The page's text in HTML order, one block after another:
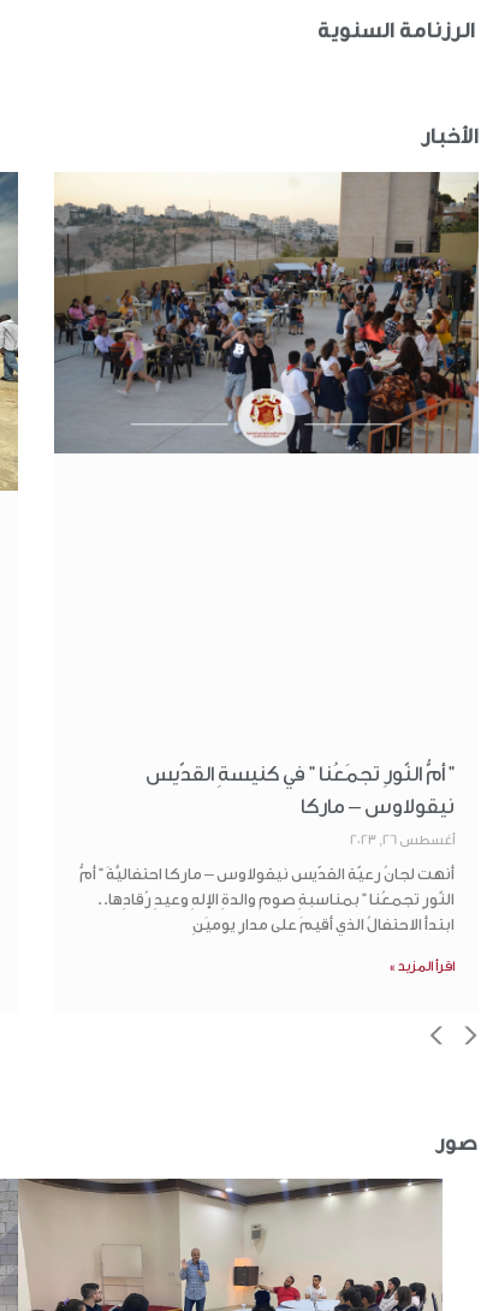
الرزنامة السنوية
الأخبار
” أمُّ النّورِ تجمَعُنا ” في كنيسةِ القدّيس
نيقولاوس – ماركا
أغسطس 26, 2023
أنهت لجانُ رعيّة القدّيس نيقولاوس – ماركا احتفاليَّةَ ” أمُّ
النّورِ تجمعُنا ” بمناسبةِ صومِ والدةِ الإلهِ وعيدِ رُقادِها..
ابتدأ الاحتفالُ الذي أقيمَ على مدارِ يوميَنِ
اقرأ المزيد »
<
>
صور
الكنائس
صلاة اليوم